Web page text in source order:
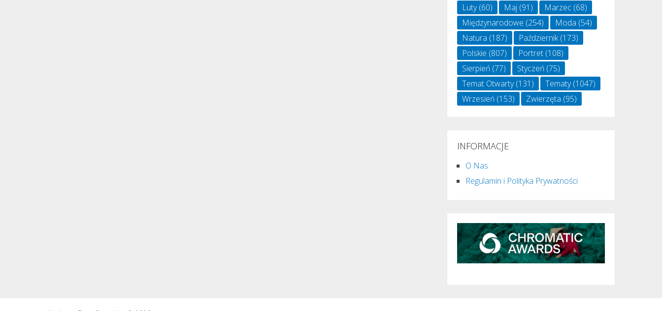
Luty(60) Maj (91) Marzec (68)
Międzynarodowe (254) Moda (54)
Natura (187) Październik(173)
Polskie (807) Portret (108)
Sierpień (77) Styczeń (75)
Temat Otwarty(131) Tematy(1047)
Wrzesień (153) Zwierzęta (95)
INFORMACJE
O Nas
Regulamin i Polityka Prywatności